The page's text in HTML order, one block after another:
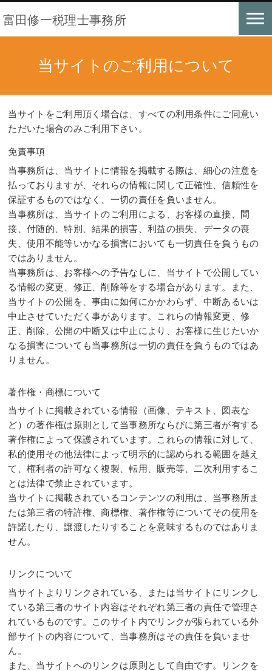
富田修一税理士事務所
当サイトのご利用について
当サイトをご利用頂く場合は、すべての利用条件にご同意い
ただいた場合のみご利用下さい。
免責事項
当事務所は、当サイトに情報を掲載する際は、細心の注意を
払っておりますが、それらの情報に関して正確性、信頼性を
保証するものではなく、一切の責任を負いません。
当事務所は、当サイトのご利用による、お客様の直接、間
接、付随的、特別、結果的損害、利益の損失、データの喪
失、使用不能等いかなる損害においても一切責任を負うもの
ではありません。
当事務所は、お客様への予告なしに、当サイトで公開してい
る情報の変更、修正、削除等をする場合があります。また、
当サイトの公開を、事由に如何にかかわらず、中断あるいは
中止させていただく事があります。これらの情報変更、修
正、削除、公開の中断又は中止により、お客様に生じたいか
なる損害についても当事務所は一切の責任を負うものではあ
りません。
著作権・商標について
当サイトに掲載されている情報（画像、テキスト、図表な
ど）の著作権は原則として当事務所ならびに第三者が有する
著作権によって保護されています。これらの情報に対して、
私的使用その他法律によって明示的に認められる範囲を越え
て、権利者の許可なく複製、転用、販売等、二次利用するこ
とは法律で禁止されています。
当サイトに掲載されているコンテンツの利用は、当事務所ま
たは第三者の特許権、商標権、著作権等についてその使用を
許諾したり、譲渡したりすることを意味するものではありま
せん。
リンクについて
当サイトよりリンクされている、または当サイトにリンクし
ている第三者のサイト内容はそれぞれ第三者の責任で管理さ
れているものです。このサイト内でリンクが張られている外
部サイトの内容について、当事務所はその責任を負いませ
ん。
また、当サイトへのリンクは原則として自由です。リンクを